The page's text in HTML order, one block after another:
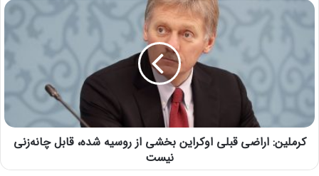
کرملین: اراضی قبلی اوکراین بخشی از روسیه شده، قابل چانه‌زنی
نیست